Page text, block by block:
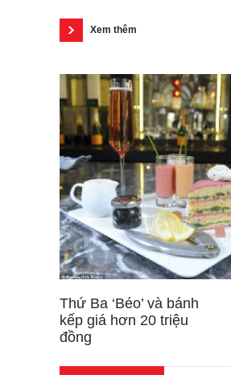
Xem thêm
Thứ Ba ‘Béo’ và bánh
kếp giá hơn 20 triệu
đồng